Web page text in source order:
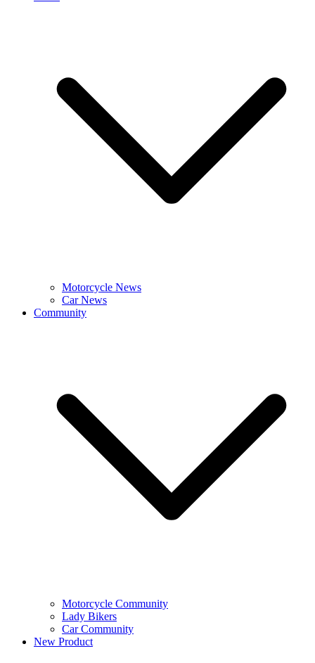
Motorcycle News
Car News
Community
Motorcycle Community
Lady Bikers
Car Community
New Product